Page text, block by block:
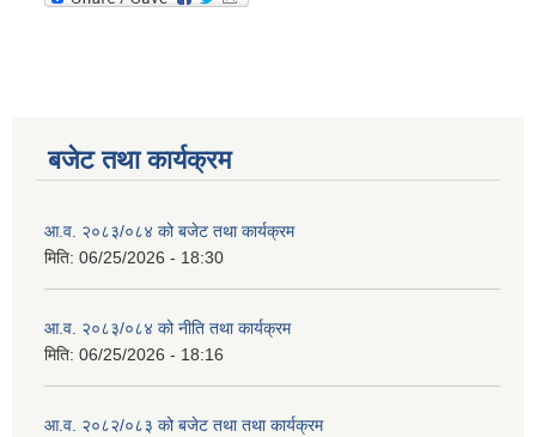
बजेट तथा कार्यक्रम
आ.व. २०८३/०८४ को बजेट तथा कार्यक्रम
मिति: 06/25/2026 - 18:30
आ.व. २०८३/०८४ को नीति तथा कार्यक्रम
मिति: 06/25/2026 - 18:16
आ.व. २०८२/०८३ को बजेट तथा तथा कार्यक्रम